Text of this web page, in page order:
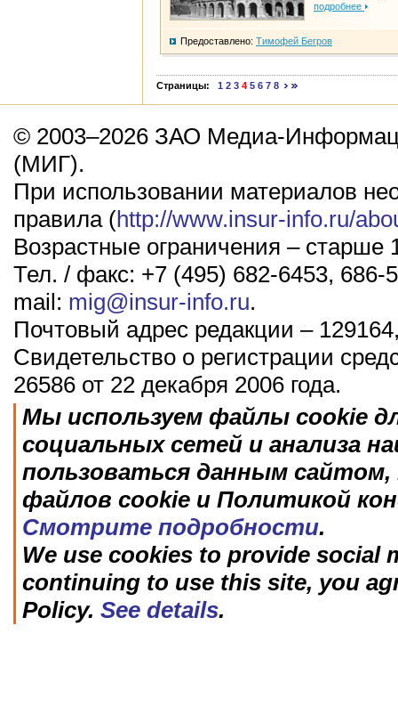
подробнее
Предоставлено: Тимофей Бегров
Страницы: 1 2 3 4 5 6 7 8
© 2003–2026 ЗАО Медиа-
(МИГ).
При использовании материалов
правила (http://www.insur-info.ru/
Возрастные ограничения – старше
Тел. / факс: +7 (495) 682-6453, 686-
mail: mig@insur-info.ru.
Почтовый адрес редакции –
Свидетельство о регистрации
26586 от 22 декабря 2006 года.
Мы используем файлы cookie
социальных сетей и анализа
пользоваться данным
файлов cookie и Политикой
Смотрите подробности.
We use cookies to provide social
continuing to use this site, you
Policy. See details.